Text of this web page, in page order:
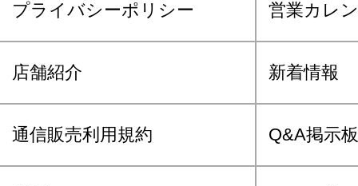
プライバシーポリシー 営業カレ
店舗紹介 新着情報
通信販売利用規約 Q&A掲示板